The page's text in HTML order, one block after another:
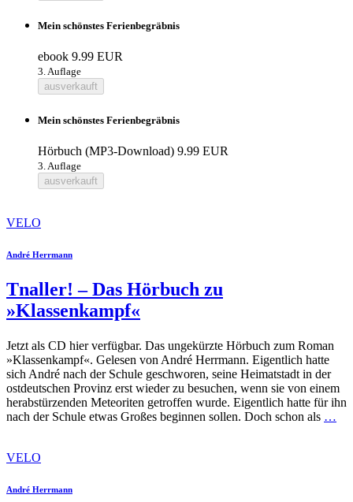
Mein schönstes Ferienbegräbnis
ebook 9.99 EUR
3. Auflage
ausverkauft
Mein schönstes Ferienbegräbnis
Hörbuch (MP3-Download) 9.99 EUR
3. Auflage
ausverkauft
VELO
André Herrmann
Tnaller! – Das Hörbuch zu
»Klassenkampf«
Jetzt als CD hier verfügbar. Das ungekürzte Hörbuch zum Roman
»Klassenkampf«. Gelesen von André Herrmann. Eigentlich hatte
sich André nach der Schule geschworen, seine Heimatstadt in der
ostdeutschen Provinz erst wieder zu besuchen, wenn sie von einem
herabstürzenden Meteoriten getroffen wurde. Eigentlich hatte für ihn
nach der Schule etwas Großes beginnen sollen. Doch schon als …
VELO
André Herrmann